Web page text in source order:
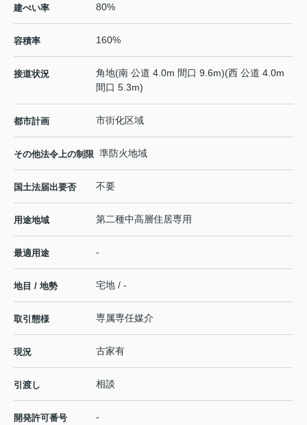
建ぺい率 80%
容積率 160%
接道状況
角地(南 公道 4.0m 間口 9.6m)(西 公道 4.0m
間口 5.3m)
都市計画 市街化区域
その他法令上の制限 準防火地域
国土法届出要否 不要
用途地域 第二種中高層住居専用
最適用途 -
地目 / 地勢 宅地 / -
取引態様 専属専任媒介
現況 古家有
引渡し 相談
開発許可番号 -